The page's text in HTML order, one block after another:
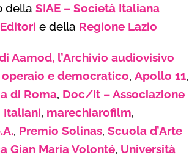
della SIAE – Società Italiana
e della Regione Lazio
Aamod, l’Archivio audiovisivo
e democratico, Apollo 11,
di Roma, Doc/it – Associazione
Italiani, marechiarofilm,
, Premio Solinas, Scuola d’Arte
Gian Maria Volonté, Università